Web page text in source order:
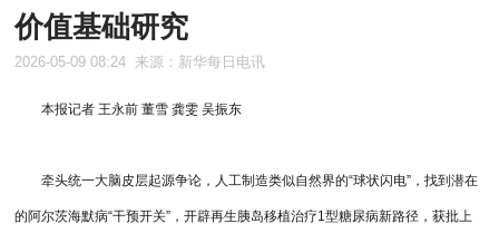
价值基础研究
2026-05-09 08:24 来源：新华每日电讯
本报记者 王永前 董雪 龚雯 吴振东
牵头统一大脑皮层起源争论，人工制造类似自然界的“球状闪电”，找到潜在
的阿尔茨海默病“干预开关”，开辟再生胰岛移植治疗1型糖尿病新路径，获批上